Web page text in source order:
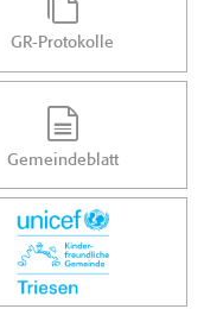
GR-Protokolle
Gemeindeblatt